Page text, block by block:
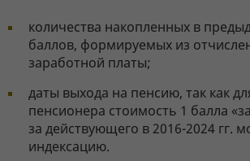
количества накопленных в
баллов, формируемых из
заработной платы;
даты выхода на пенсию, так как
пенсионера стоимость 1 балла
за действующего в 2016-2024 гг.
индексацию.